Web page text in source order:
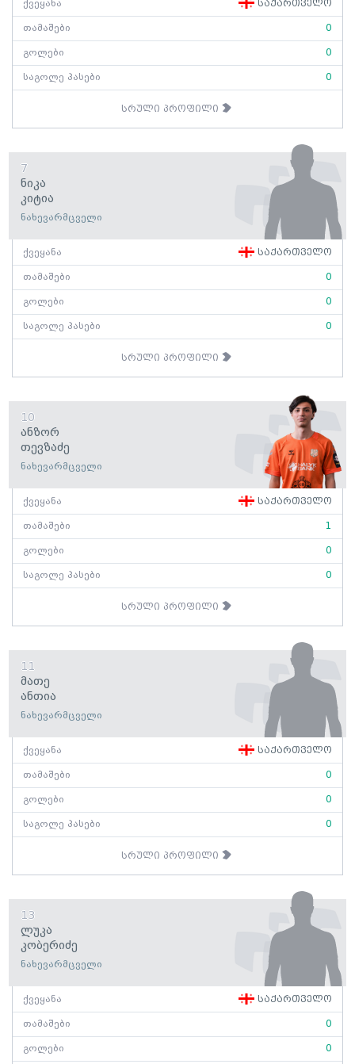
ქვეყანა საქართველო
თამაშები 0
გოლები 0
საგოლე პასები 0
სრული პროფილი
7
Ნიკა
Კიტია
ნახევარმცველი
ქვეყანა საქართველო
თამაშები 0
გოლები 0
საგოლე პასები 0
სრული პროფილი
10
Ანზორ
Თევზაძე
ნახევარმცველი
ქვეყანა საქართველო
თამაშები 1
გოლები 0
საგოლე პასები 0
სრული პროფილი
11
Მათე
Ანთია
ნახევარმცველი
ქვეყანა საქართველო
თამაშები 0
გოლები 0
საგოლე პასები 0
სრული პროფილი
13
Ლუკა
Კობერიძე
ნახევარმცველი
ქვეყანა საქართველო
თამაშები 0
გოლები 0